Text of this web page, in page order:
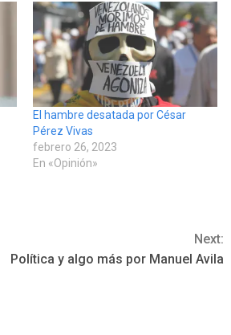
El hambre desatada por César
Pérez Vivas
febrero 26, 2023
En «Opinión»
Next:
Política y algo más por Manuel Avila